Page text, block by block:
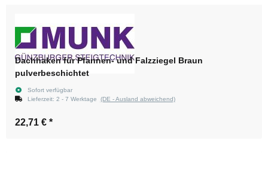
Dachhaken für Pfannen- und Falzziegel Braun
pulverbeschichtet
Sofort verfügbar
Lieferzeit: 2 - 7 Werktage (DE - Ausland abweichend)
22,71 € *